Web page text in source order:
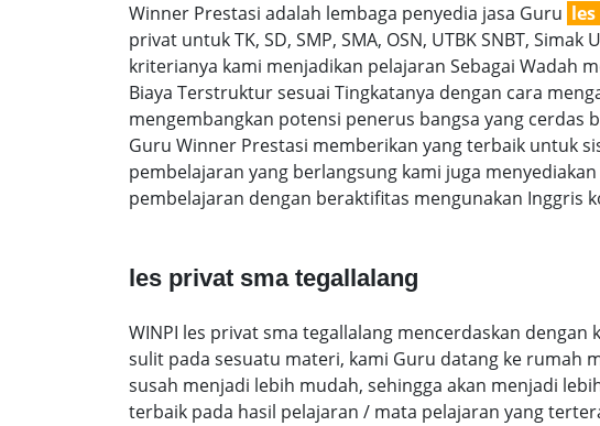
Winner Prestasi adalah lembaga penyedia jasa Guru
privat untuk TK, SD, SMP, SMA, OSN, UTBK SNBT,
kriterianya kami menjadikan pelajaran Sebagai Wadah
Biaya Terstruktur sesuai Tingkatanya dengan cara
mengembangkan potensi penerus bangsa yang
Guru Winner Prestasi memberikan yang terbaik untuk
pembelajaran yang berlangsung kami juga
pembelajaran dengan beraktifitas mengunakan Inggris
les privat sma tegallalang
WINPI les privat sma tegallalang mencerdaskan
sulit pada sesuatu materi, kami Guru datang ke rumah
susah menjadi lebih mudah, sehingga akan menjadi
terbaik pada hasil pelajaran / mata pelajaran yang